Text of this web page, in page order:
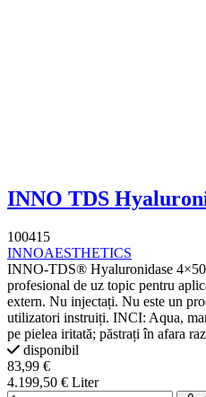
INNO TDS
100415
INNOAESTHETICS
INNO-TDS® Hyaluronidase
profesional de uz topic pentru
extern. Nu injectați. Nu este un
utilizatori instruiți. INCI: Aqua,
pe pielea iritată; păstrați în afara
disponibil
83,99 €
4.199,50 € Liter